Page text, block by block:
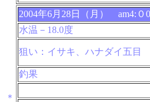
＊
2004年6月28日（月） am4:０
水温－18.0度
狙い：イサキ、ハナダイ五目
釣果